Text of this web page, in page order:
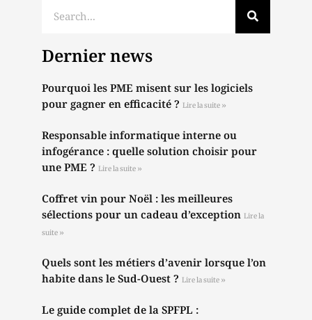
Dernier news
Pourquoi les PME misent sur les logiciels
pour gagner en efficacité ? Lire la suite »
Responsable informatique interne ou
infogérance : quelle solution choisir pour
une PME ? Lire la suite »
Coffret vin pour Noël : les meilleures
sélections pour un cadeau d’exception Lire la
suite »
Quels sont les métiers d’avenir lorsque l’on
habite dans le Sud-Ouest ? Lire la suite »
Le guide complet de la SPFPL :